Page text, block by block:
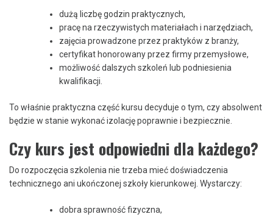
dużą liczbę godzin praktycznych,
pracę na rzeczywistych materiałach i narzędziach,
zajęcia prowadzone przez praktyków z branży,
certyfikat honorowany przez firmy przemysłowe,
możliwość dalszych szkoleń lub podniesienia
kwalifikacji.
To właśnie praktyczna część kursu decyduje o tym, czy absolwent
będzie w stanie wykonać izolację poprawnie i bezpiecznie.
Czy kurs jest odpowiedni dla każdego?
Do rozpoczęcia szkolenia nie trzeba mieć doświadczenia
technicznego ani ukończonej szkoły kierunkowej. Wystarczy:
dobra sprawność fizyczna,